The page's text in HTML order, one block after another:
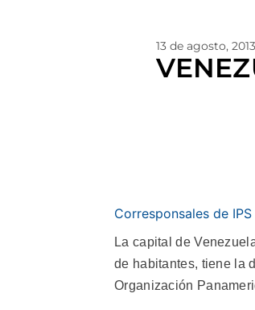
13 de agosto, 2013
Corresponsales de IPS
La capital de
de habitantes, tiene la
Organización